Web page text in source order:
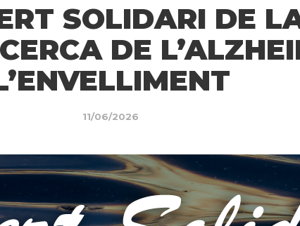
SOLIDARI DE
DE
11/06/2026